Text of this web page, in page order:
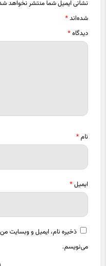
نشانی ایمیل شما منتشر نخواهد
شده‌اند*
دیدگاه*
نام*
ایمیل*
ذخیره نام، ایمیل و وبسایت من
می‌نویسم.